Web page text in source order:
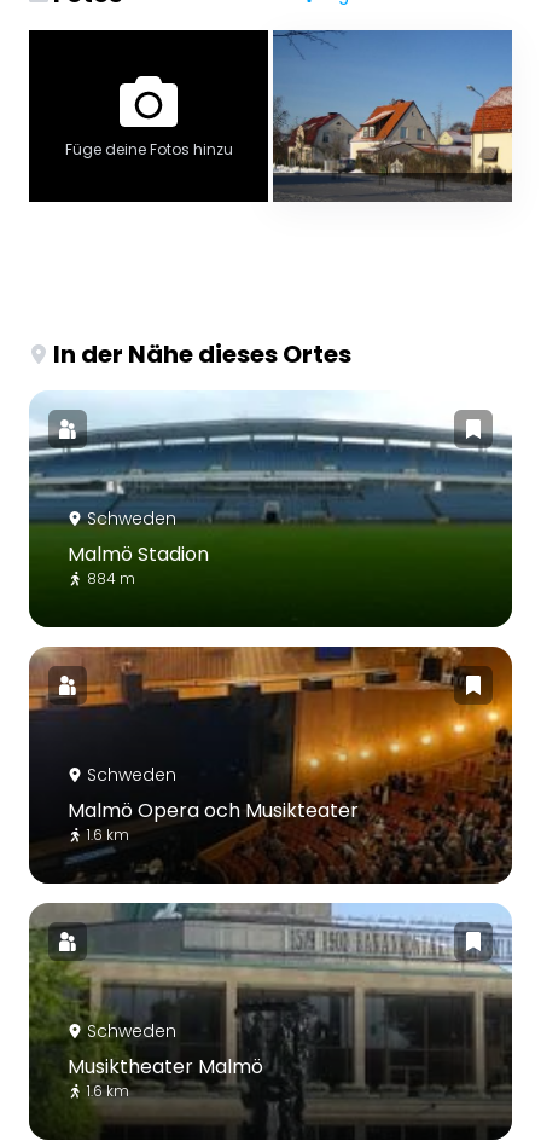
Füge deine Fotos hinzu
In der Nähe dieses Ortes
Schweden
Malmö Stadion
884 m
Schweden
Malmö Opera och Musikteater
1.6 km
Schweden
Musiktheater Malmö
1.6 km